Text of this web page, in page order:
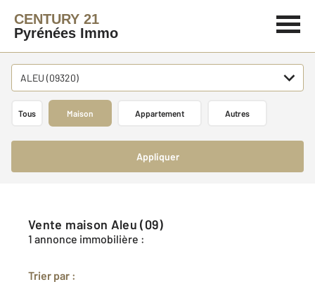
CENTURY 21
Pyrénées Immo
ALEU (09320)
Tous Maison Appartement Autres
Appliquer
Vente maison Aleu (09)
1 annonce immobilière :
Trier par :